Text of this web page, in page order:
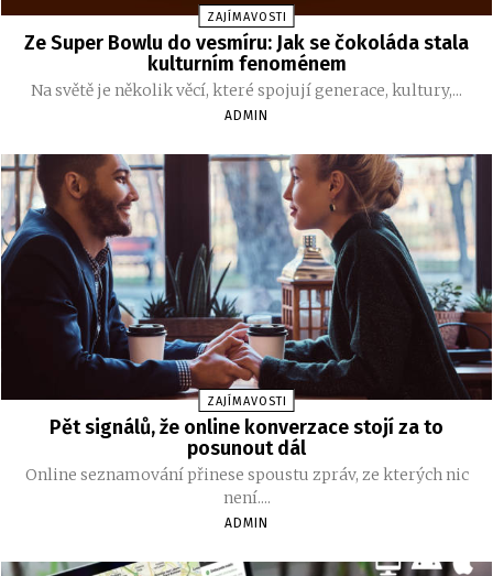
ZAJÍMAVOSTI
Ze Super Bowlu do vesmíru: Jak se čokoláda stala
kulturním fenoménem
Na světě je několik věcí, které spojují generace, kultury,...
ADMIN
ZAJÍMAVOSTI
Pět signálů, že online konverzace stojí za to
posunout dál
Online seznamování přinese spoustu zpráv, ze kterých nic
není....
ADMIN